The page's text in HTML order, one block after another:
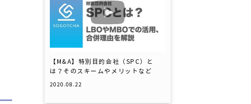
【M&A】特別目的会社（SPC）と
は？そのスキームやメリットなど
2020.08.22